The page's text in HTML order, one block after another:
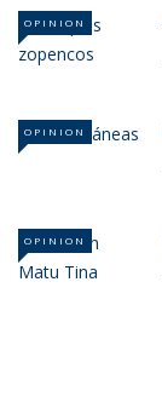
OPINION
OPINION
OPINION